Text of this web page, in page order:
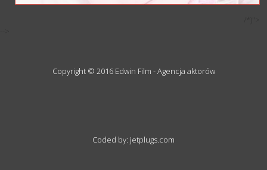
Copyright © 2016 Edwin Film - Agencja aktorów
Coded by: jetplugs.com